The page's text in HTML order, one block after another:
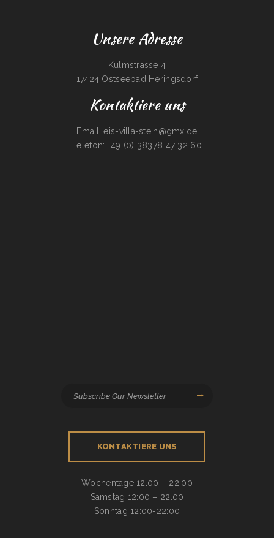
Unsere Adresse
Kulmstrasse 4
17424 Ostseebad Heringsdorf
Kontaktiere uns
Email: eis-villa-stein@gmx.de
Telefon: +49 (0) 38378 47 32 60
KONTAKTIERE UNS
Wochentage12.00 – 22:00
Samstag 12:00 – 22.00
Sonntag12:00-22:00